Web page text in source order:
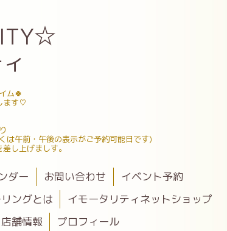
ィ
ム🍀
ます♡
は午前・午後の表示がご予約可能日です)
し上げましす。
ダー お問い合わせ
イベント予約
ングとは
イモータリティネットショップ
店舗情報 プロフィール